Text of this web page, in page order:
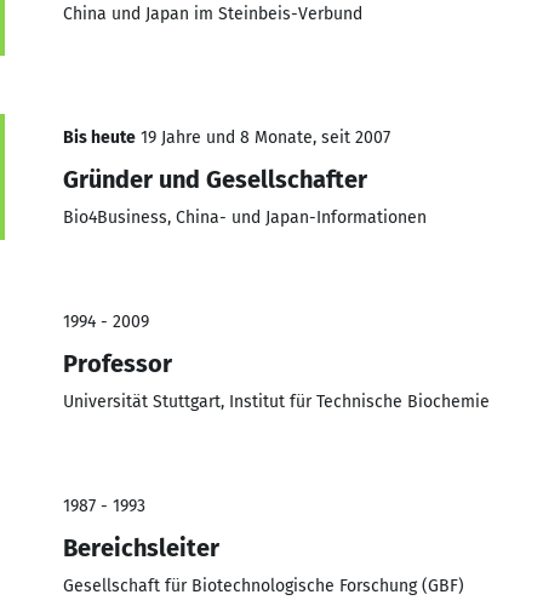
China und Japan im Steinbeis-Verbund
Bis heute 19 Jahre und 8 Monate, seit 2007
Gründer und Gesellschafter
Bio4Business, China- und Japan-Informationen
1994 - 2009
Professor
Universität Stuttgart, Institut für Technische Biochemie
1987 - 1993
Bereichsleiter
Gesellschaft für Biotechnologische Forschung (GBF)